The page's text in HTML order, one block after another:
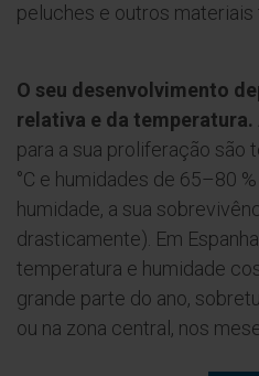
peluches e outros materiais
O seu desenvolvimento
relativa e da temperatura.
para a sua proliferação
°C e humidades de 65–80
humidade, a sua
drasticamente). Em
temperatura e humidade
grande parte do ano,
ou na zona central, nos